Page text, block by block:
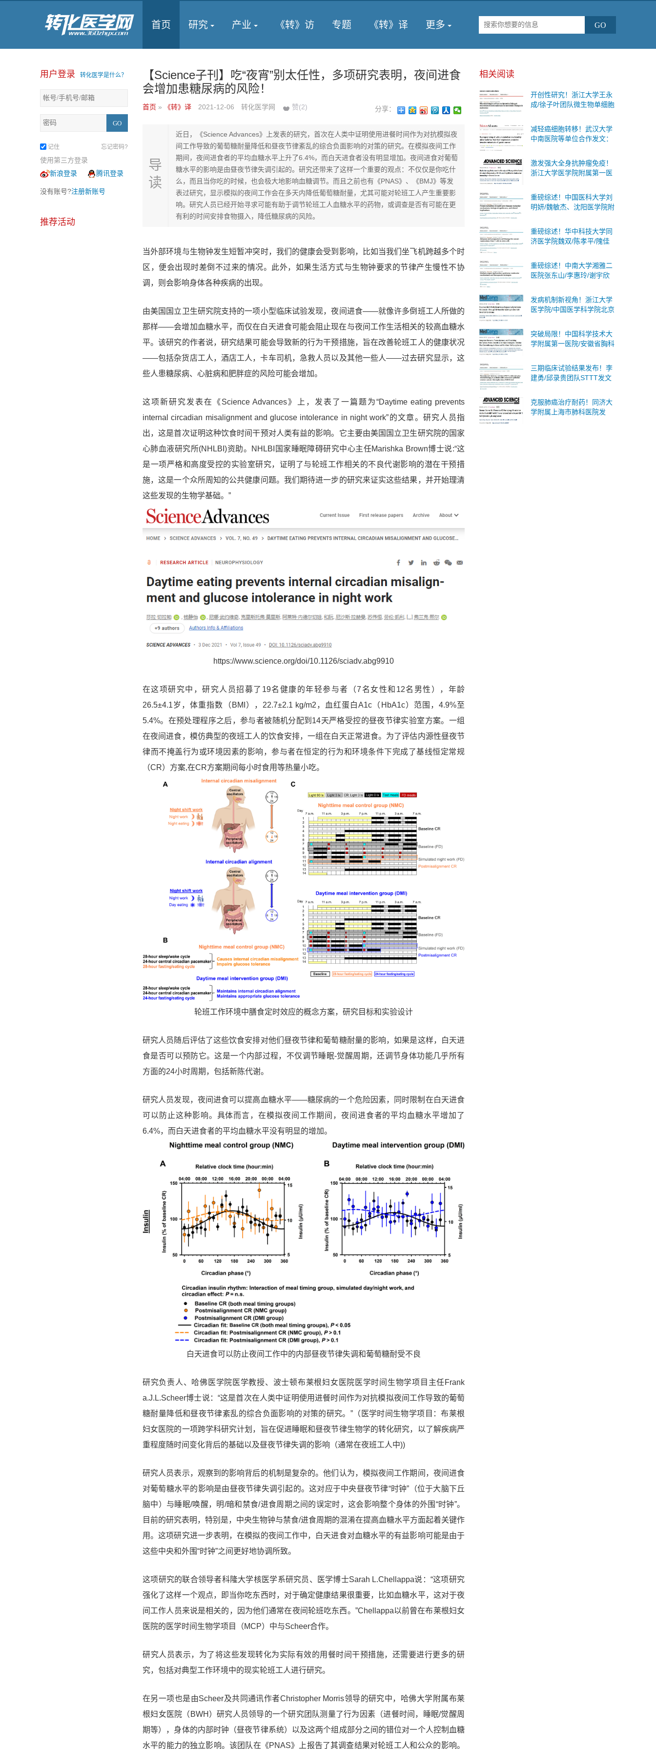
首页 研究 产业 《转》访 专题 《转》译 更多
用户登录 转化医学是什么？
记住 忘记密码?
使用第三方登录
新浪登录
腾讯登录
没有账号?注册新账号
推荐活动
【Science子刊】吃“夜宵”别太任性，多项研究表明，夜间进食
会增加患糖尿病的风险！
首页 » 《转》译 2021-12-06 转化医学网 赞(2) 分享：
导
读
近日，《Science Advances》上发表的研究，首次在人类中证明使用进餐时间作为对抗模拟夜
间工作导致的葡萄糖耐量降低和昼夜节律紊乱的综合负面影响的对策的研究。在模拟夜间工作
期间，夜间进食者的平均血糖水平上升了6.4%，而白天进食者没有明显增加。夜间进食对葡萄
糖水平的影响是由昼夜节律失调引起的。研究还带来了这样一个重要的观点：不仅仅是你吃什
么，而且当你吃的时候，也会极大地影响血糖调节。而且之前也有《PNAS》、《BMJ》等发
表过研究，显示模拟的夜间工作会在多天内降低葡萄糖耐量，尤其可能对轮班工人产生重要影
响。研究人员已经开始寻求可能有助于调节轮班工人血糖水平的药物，或调查是否有可能在更
有利的时间安排食物摄入，降低糖尿病的风险。
当外部环境与生物钟发生短暂冲突时，我们的健康会受到影响，比如当我们坐飞机跨越多个时
区，便会出现时差倒不过来的情况。此外，如果生活方式与生物钟要求的节律产生慢性不协
调，则会影响身体各种疾病的出现。
由美国国立卫生研究院支持的一项小型临床试验发现，夜间进食——就像许多倒班工人所做的
那样——会增加血糖水平，而仅在白天进食可能会阻止现在与夜间工作生活相关的较高血糖水
平。该研究的作者说，研究结果可能会导致新的行为干预措施，旨在改善轮班工人的健康状况
——包括杂货店工人，酒店工人，卡车司机，急救人员以及其他一些人——过去研究显示，这
些人患糖尿病、心脏病和肥胖症的风险可能会增加。
这项新研究发表在《 Science Advances》上，发表了一篇题为“Daytime eating prevents
internal circadian misalignment and glucose intolerance in night work”的文章。研究人员指
出，这是首次证明这种饮食时间干预对人类有益的影响。它主要由美国国立卫生研究院的国家
心肺血液研究所(NHLBI)资助。NHLBI国家睡眠障碍研究中心主任Marishka Brown博士说:“这
是一项严格和高度受控的实验室研究，证明了与轮班工作相关的不良代谢影响的潜在干预措
施，这是一个众所周知的公共健康问题。我们期待进一步的研究来证实这些结果，并开始理清
这些发现的生物学基础。”
https://www.science.org/doi/10.1126/sciadv.abg9910
在这项研究中，研究人员招募了19名健康的年轻参与者（7名女性和12名男性），年龄
26.5±4.1岁，体重指数（BMI），22.7±2.1 kg/m2，血红蛋白A1c（HbA1c）范围，4.9%至
5.4%。在预处理程序之后，参与者被随机分配到14天严格受控的昼夜节律实验室方案。一组
在夜间进食，模仿典型的夜班工人的饮食安排，一组在白天正常进食。为了评估内源性昼夜节
律而不掩盖行为或环境因素的影响，参与者在恒定的行为和环境条件下完成了基线恒定常规
（CR）方案,在CR方案期间每小时食用等热量小吃。
轮班工作环境中膳食定时效应的概念方案，研究目标和实验设计
研究人员随后评估了这些饮食安排对他们昼夜节律和葡萄糖耐量的影响，如果是这样，白天进
食是否可以预防它。这是一个内部过程，不仅调节睡眠-觉醒周期，还调节身体功能几乎所有
方面的24小时周期，包括新陈代谢。
研究人员发现， 夜间进食可以提高血糖水平——糖尿病的一个危险因素，同时限制在白天进食
可以防止这种影响。具体而言，在模拟夜间工作期间，夜间进食者的平均血糖水平增加了
6.4%，而白天进食者的平均血糖水平没有明显的增加。
白天进食可以防止夜间工作中的内部昼夜节律失调和葡萄糖耐受不良
研究负责人、哈佛医学院医学教授、波士顿布莱根妇女医院医学时间生物学项目主任Frank
a.J.L.Scheer博士说： “这是首次在人类中证明使用进餐时间作为对抗模拟夜间工作导致的葡萄
糖耐量降低和昼夜节律紊乱的综合负面影响的对策的研究。”（医学时间生物学项目：布莱根
妇女医院的一项跨学科研究计划，旨在促进睡眠和昼夜节律生物学的转化研究，以了解疾病严
重程度随时间变化背后的基础以及昼夜节律失调的影响（通常在夜班工人中))
研究人员表示，观察到的影响背后的机制是复杂的。他们认为， 模拟夜间工作期间，夜间进食
对葡萄糖水平的影响是由昼夜节律失调引起的。这对应于中央昼夜节律“时钟”（位于大脑下丘
脑中）与睡眠/唤醒，明/暗和禁食/进食周期之间的误定时，这会影响整个身体的外围“时钟”。
目前的研究表明，特别是， 中央生物钟与禁食/进食周期的混淆在提高血糖水平方面起着关键作
用。这项研究进一步表明，在模拟的夜间工作中，白天进食对血糖水平的有益影响可能是由于
这些中央和外围“时钟”之间更好地协调所致。
这项研究的联合领导者科隆大学核医学系研究员、医学博士Sarah L.Chellappa说：“这项研究
强化了这样一个观点，即当你吃东西时，对于确定健康结果很重要，比如血糖水平，这对于夜
间工作人员来说是相关的，因为他们通常在夜间轮班吃东西。”Chellappa以前曾在布莱根妇女
医院的医学时间生物学项目（MCP）中与Scheer合作。
研究人员表示，为了将这些发现转化为实际有效的用餐时间干预措施，还需要进行更多的研
究，包括对典型工作环境中的现实轮班工人进行研究。
在另一项也是由Scheer及共同通讯作者Christopher Morris领导的研究中，哈佛大学附属布莱
根妇女医院（BWH）研究人员领导的一个研究团队测量了行为因素（进餐时间，睡眠/觉醒周
期等），身体的内部时钟（昼夜节律系统）以及这两个组成部分之间的错位对一个人控制血糖
水平的能力的独立影响。该团队在《PNAS》 上报告了其调查结果对轮班工人和公众的影响。
相关阅读
开创性研究！浙江大学王永
成/徐子叶团队微生物单细胞
差异”与糖尿病代谢变化的内
在联系
减轻癌细胞转移！武汉大学
中南医院等单位合作发文：
策略
激发强大全身抗肿瘤免疫！
浙江大学医学院附属第一医
疗联合疗法
重磅综述！中国医科大学刘
明妍/魏敏杰、沈阳医学院附
述蛋白质乳酸化：分子机
制、生物学意义及临床意义
重磅综述！华中科技大学同
济医学院魏双/陈孝平/隗佳
从T细胞到干细胞的全面突
破与未来展望
重磅综述！中南大学湘雅二
医院张东山/李惠玲/谢宇欣
碍综合征：分子机制与治疗
策略
发病机制新视角！浙江大学
医学院/中国医学科学院北京
在诊断标志物和治疗靶点
突破局限！中国科学技术大
学附属第一医院/安徽省胸科
癌广泛适用且无创的策略
三期临床试验结果发布！李
建勇/邱录贵团队STTT发文
细胞白血病/小淋巴细胞淋巴
瘤显著优于化学免疫
克服肺癌治疗耐药！同济大
学附属上海市肺科医院发